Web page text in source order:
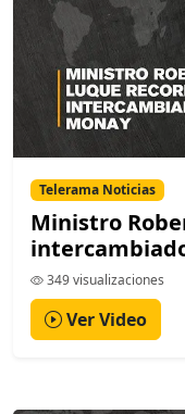
Telerama Noticias
Ministro
349 visualizaciones
Ver Video